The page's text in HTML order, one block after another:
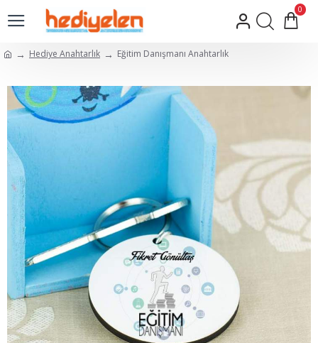
0
Hediye Anahtarlık Eğitim Danışmanı Anahtarlık